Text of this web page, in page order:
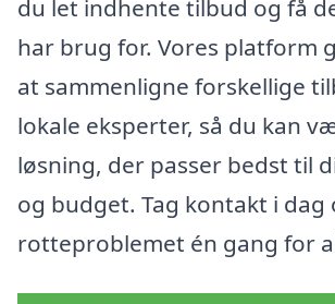
du let indhente tilbud og få
har brug for. Vores platform
at sammenligne forskellige
lokale eksperter, så du kan
løsning, der passer bedst til
og budget. Tag kontakt i dag
rotteproblemet én gang for